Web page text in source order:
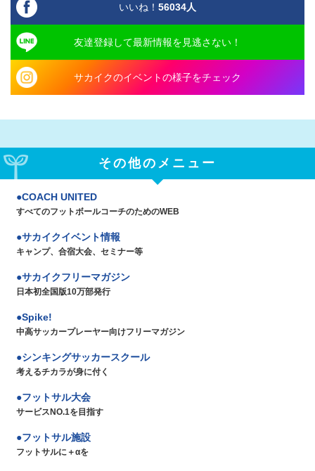
いいね！ 56034人
友達登録して最新情報を見逃さない！
サカイクのイベントの様子をチェック
その他のメニュー
COACH UNITED
すべてのフットボールコーチのためのWEB
サカイクイベント情報
キャンプ、合宿大会、セミナー等
サカイクフリーマガジン
日本初全国版10万部発行
Spike!
中高サッカープレーヤー向けフリーマガジン
シンキングサッカースクール
考えるチカラが身に付く
フットサル大会
サービスNO.1を目指す
フットサル施設
フットサルに＋αを